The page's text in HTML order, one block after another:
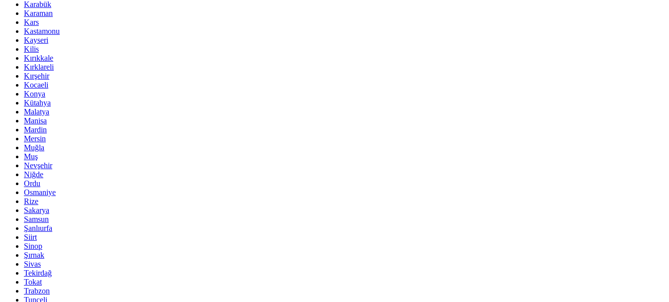
Karabük
Karaman
Kars
Kastamonu
Kayseri
Kilis
Kırıkkale
Kırklareli
Kırşehir
Kocaeli
Konya
Kütahya
Malatya
Manisa
Mardin
Mersin
Muğla
Muş
Nevşehir
Niğde
Ordu
Osmaniye
Rize
Sakarya
Samsun
Şanlıurfa
Siirt
Sinop
Şırnak
Sivas
Tekirdağ
Tokat
Trabzon
Tunceli